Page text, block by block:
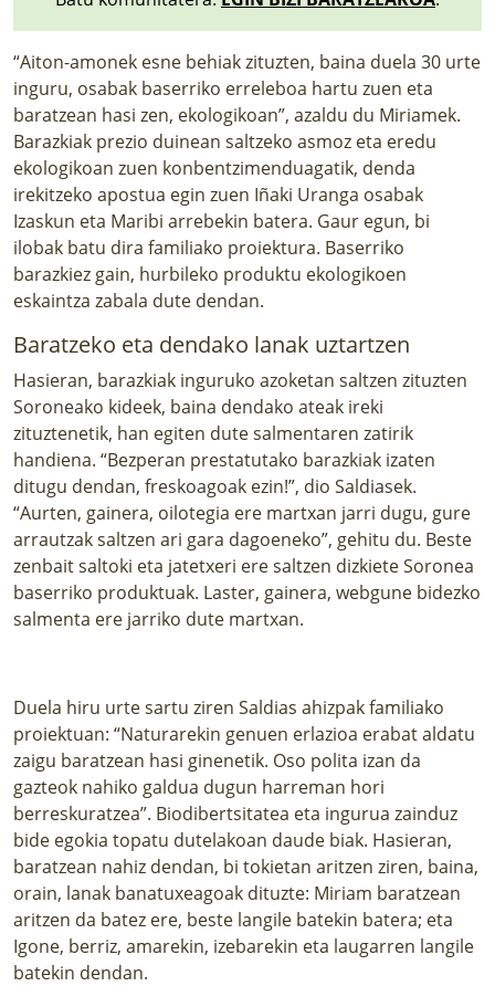
“Aiton-amonek esne behiak zituzten, baina duela 30 urte
inguru, osabak baserriko erreleboa hartu zuen eta
baratzean hasi zen, ekologikoan”, azaldu du Miriamek.
Barazkiak prezio duinean saltzeko asmoz eta eredu
ekologikoan zuen konbentzimenduagatik, denda
irekitzeko apostua egin zuen Iñaki Uranga osabak
Izaskun eta Maribi arrebekin batera. Gaur egun, bi
ilobak batu dira familiako proiektura. Baserriko
barazkiez gain, hurbileko produktu ekologikoen
eskaintza zabala dute dendan.
Baratzeko eta dendako lanak uztartzen
Hasieran, barazkiak inguruko azoketan saltzen zituzten
Soroneako kideek, baina dendako ateak ireki
zituztenetik, han egiten dute salmentaren zatirik
handiena. “Bezperan prestatutako barazkiak izaten
ditugu dendan, freskoagoak ezin!”, dio Saldiasek.
“Aurten, gainera, oilotegia ere martxan jarri dugu, gure
arrautzak saltzen ari gara dagoeneko”, gehitu du. Beste
zenbait saltoki eta jatetxeri ere saltzen dizkiete Soronea
baserriko produktuak. Laster, gainera, webgune bidezko
salmenta ere jarriko dute martxan.
Duela hiru urte sartu ziren Saldias ahizpak familiako
proiektuan: “Naturarekin genuen erlazioa erabat aldatu
zaigu baratzean hasi ginenetik. Oso polita izan da
gazteok nahiko galdua dugun harreman hori
berreskuratzea”. Biodibertsitatea eta ingurua zainduz
bide egokia topatu dutelakoan daude biak. Hasieran,
baratzean nahiz dendan, bi tokietan aritzen ziren, baina,
orain, lanak banatuxeagoak dituzte: Miriam baratzean
aritzen da batez ere, beste langile batekin batera; eta
Igone, berriz, amarekin, izebarekin eta laugarren langile
batekin dendan.